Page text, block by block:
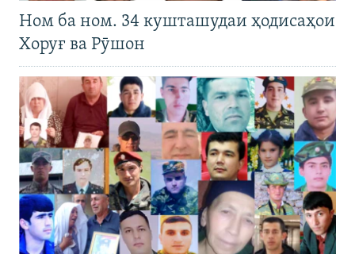
Ном ба ном. 34 кушташудаи ҳодисаҳои
Хоруғ ва Рӯшон